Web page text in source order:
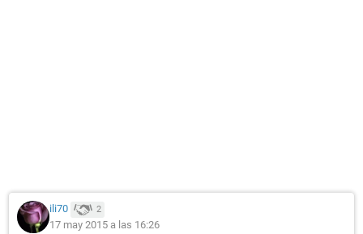
ili70 2
17 may 2015 a las 16:26